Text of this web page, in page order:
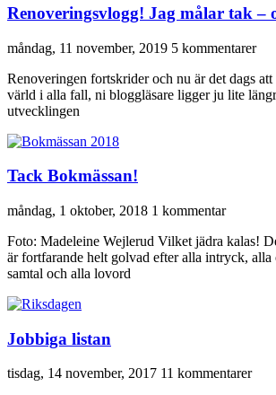
Renoveringsvlogg! Jag målar tak –
måndag, 11 november, 2019 5 kommentarer
Renoveringen fortskrider och nu är det dags
värld i alla fall, ni bloggläsare ligger ju lite
utvecklingen
Tack Bokmässan!
måndag, 1 oktober, 2018 1 kommentar
Foto: Madeleine Wejlerud Vilket jädra kalas!
är fortfarande helt golvad efter alla intryck,
samtal och alla lovord
Jobbiga listan
tisdag, 14 november, 2017 11 kommentarer